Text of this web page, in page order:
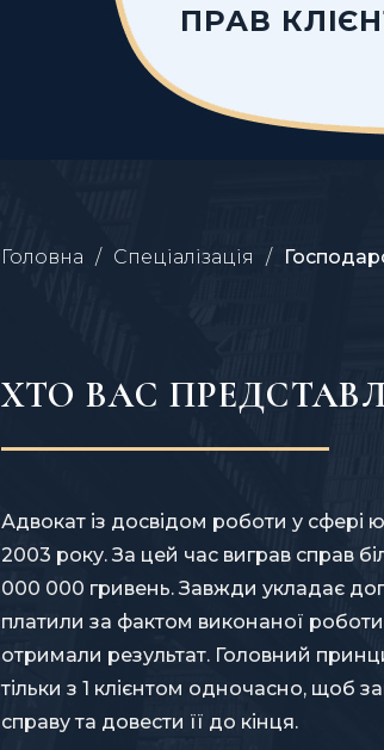
ПРАВ
Головна Спеціалізація
ХТО ВАС
Адвокат із досвідом роботи у сфері
2003 року. За цей час виграв справ
000 000 гривень. Завжди укладає
платили за фактом виконаної
отримали результат. Головний
тільки з 1 клієнтом одночасно, щоб
справу та довести її до кінця.